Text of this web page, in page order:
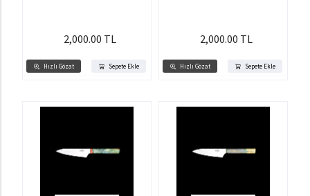
Hızlı Gözat Sepete Ekle
2,000.00 TL
Hızlı Gözat Sepete Ekle
2,000.00 TL